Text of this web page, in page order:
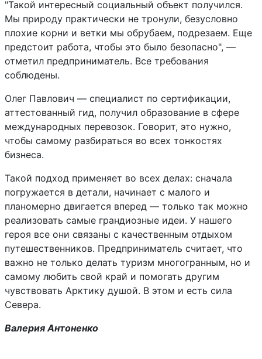
"Такой интересный социальный объект получился.
Мы природу практически не тронули, безусловно
плохие корни и ветки мы обрубаем, подрезаем. Еще
предстоит работа, чтобы это было безопасно", —
отметил предприниматель. Все требования
соблюдены.
Олег Павлович — специалист по сертификации,
аттестованный гид, получил образование в сфере
международных перевозок. Говорит, это нужно,
чтобы самому разбираться во всех тонкостях
бизнеса.
Такой подход применяет во всех делах: сначала
погружается в детали, начинает с малого и
планомерно двигается вперед — только так можно
реализовать самые грандиозные идеи. У нашего
героя все они связаны с качественным отдыхом
путешественников. Предприниматель считает, что
важно не только делать туризм многогранным, но и
самому любить свой край и помогать другим
чувствовать Арктику душой. В этом и есть сила
Севера.
Валерия Антоненко